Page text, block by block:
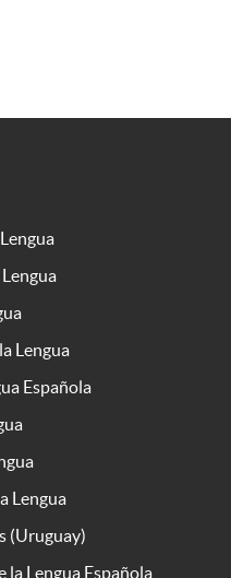
Lengua
Española
Lengua
(Uruguay)
Lengua Española